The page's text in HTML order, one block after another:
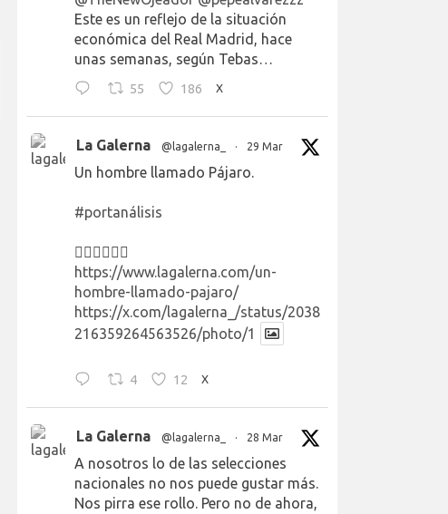
Este es un reflejo de la situación
económica del Real Madrid, hace
unas semanas, según Tebas…
55 186 X
La Galerna @lagalerna_ · 29 Mar
Un hombre llamado Pájaro.
#portanálisis
👉🏻👉🏻👉🏻
https://www.lagalerna.com/un-
hombre-llamado-pajaro/
https://x.com/lagalerna_/status/2038
216359264563526/photo/1
4 12 X
La Galerna @lagalerna_ · 28 Mar
A nosotros lo de las selecciones
nacionales no nos puede gustar más.
Nos pirra ese rollo. Pero no de ahora,